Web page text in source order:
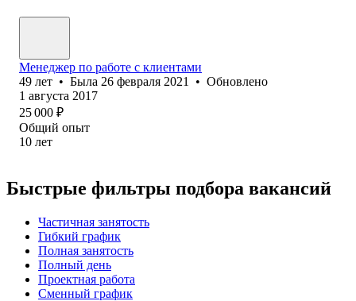
Менеджер по работе с клиентами
49 лет • Была 26 февраля 2021 • Обновлено
1 августа 2017
25 000 ₽
Общий опыт
10 лет
Быстрые фильтры подбора вакансий
Частичная занятость
Гибкий график
Полная занятость
Полный день
Проектная работа
Сменный график